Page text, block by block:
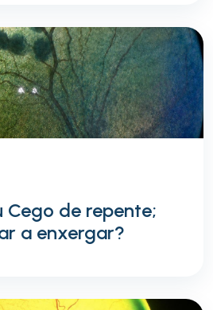
Cego de repente;
a enxergar?